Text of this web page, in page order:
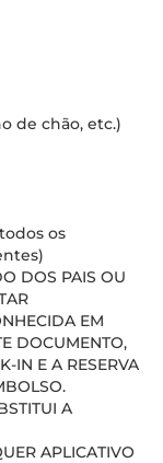
de chão, etc.)
os
DOS PAIS OU
EM
DOCUMENTO,
IN E A RESERVA
A
APLICATIVO